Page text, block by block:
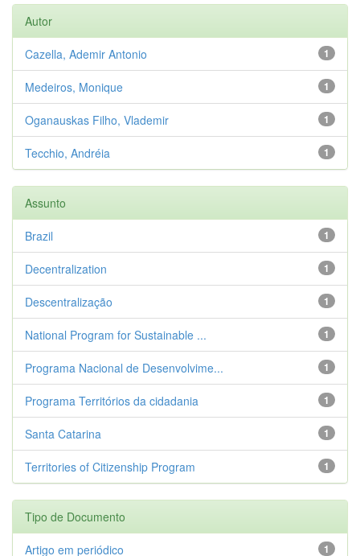
Autor
1
Cazella, Ademir Antonio
1
Medeiros, Monique
1
Oganauskas Filho, Vlademir
1
Tecchio, Andréia
Assunto
1
Brazil
1
Decentralization
1
Descentralização
1
National Program for Sustainable ...
1
Programa Nacional de Desenvolvime...
1
Programa Territórios da cidadania
1
Santa Catarina
1
Territories of Citizenship Program
Tipo de Documento
1
Artigo em periódico